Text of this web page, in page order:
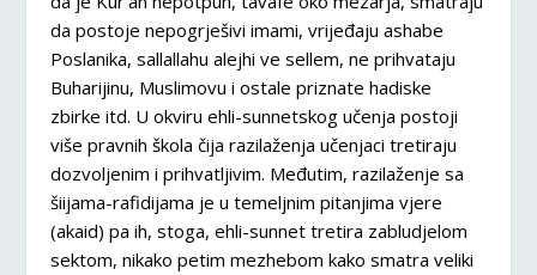
da postoje nepogrješivi imami, vrijeđaju ashabe
Poslanika, sallallahu alejhi ve sellem, ne prihvataju
Buharijinu, Muslimovu i ostale priznate hadiske
zbirke itd. U okviru ehli-sunnetskog učenja postoji
više pravnih škola čija razilaženja učenjaci tretiraju
dozvoljenim i prihvatljivim. Međutim, razilaženje sa
šiijama-rafidijama je u temeljnim pitanjima vjere
(akaid) pa ih, stoga, ehli-sunnet tretira zabludjelom
sektom, nikako petim mezhebom kako smatra veliki